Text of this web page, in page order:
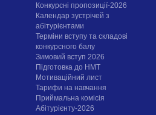
Конкурсні пропозиції-2026
Календар зустрічей з
абітурієнтами
Терміни вступу та складові
конкурсного балу
Зимовий вступ 2026
Підготовка до НМТ
Мотиваційний лист
Тарифи на навчання
Приймальна комісія
Абітурієнту-2026